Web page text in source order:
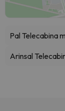
Pal Telecabina
Arinsal